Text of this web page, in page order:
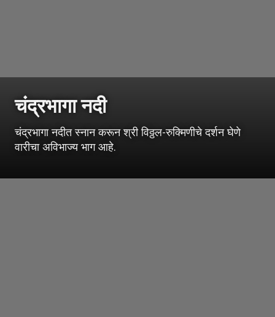
चंद्रभागा नदी
चंद्रभागा नदीत स्नान करून श्री विठ्ठल-रुक्मिणीचे दर्शन घेणे
वारीचा अविभाज्य भाग आहे.